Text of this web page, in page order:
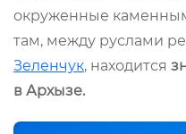
окруженные
там, между руслами
Зеленчук, находится
в Архызе.